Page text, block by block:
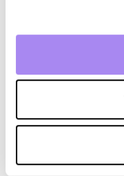
Raise your